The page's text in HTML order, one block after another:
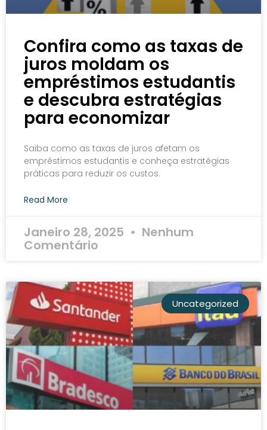
Confira como as taxas de
juros moldam os
empréstimos estudantis
e descubra estratégias
para economizar
Saiba como as taxas de juros afetam os
empréstimos estudantis e conheça estratégias
práticas para reduzir os custos.
Read More
Janeiro 28, 2025 Nenhum
Comentário
Uncategorized